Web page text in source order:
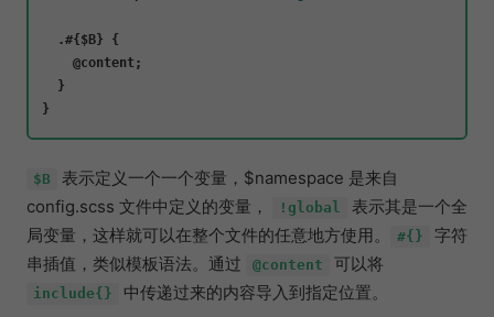
  .#{$B} {
    @content;
  }
$B
表示定义一个一个变量，$namespace 是来自
config.scss 文件中定义的变量，
!global
表示其是一个全
局变量，这样就可以在整个文件的任意地方使用。
#{}
字符
串插值，类似模板语法。通过
@content 可以将
include{} 中传递过来的内容导入到指定位置。